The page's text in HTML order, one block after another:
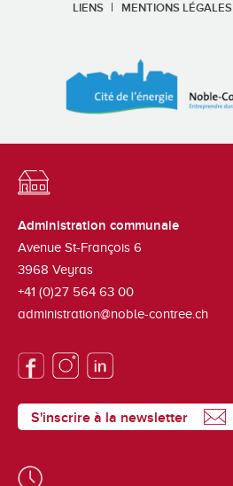
LIENS MENTIONS LÉGALES
Administration communale
Avenue St-François 6
3968 Veyras
+41 (0)27 564 63 00
administration@noble-contree.ch
S'inscrire à la newsletter